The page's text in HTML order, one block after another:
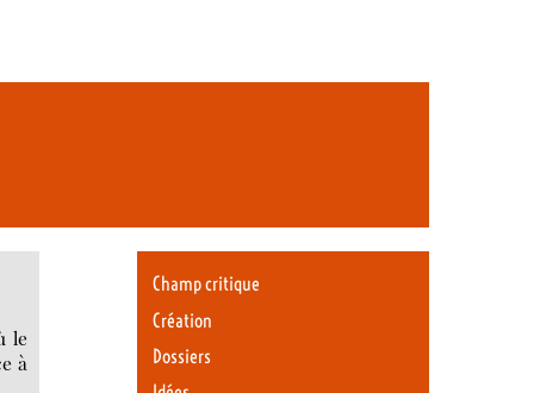
le
à
Champ critique
Création
Dossiers